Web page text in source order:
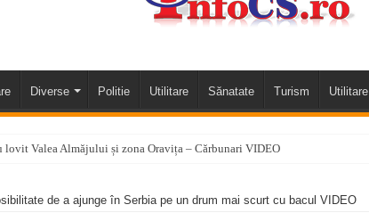
Diverse Politie Utilitare Sănatate Turism Utilitare
lovit Valea Almăjului și zona Oravița – Cărbunari VIDEO
OPRIRE APĂ în ORAVIȚA – 05.08.2026 – avarie
de a ajunge în Serbia pe un drum mai scurt cu bacul VIDEO